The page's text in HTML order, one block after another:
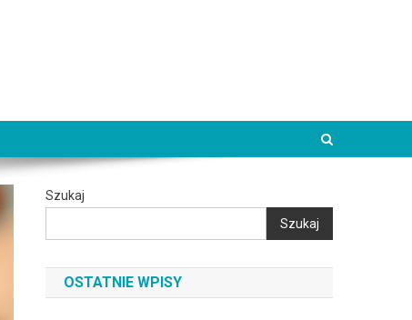
Szukaj
Szukaj
OSTATNIE WPISY